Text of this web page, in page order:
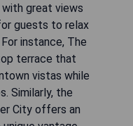
with great views
guests to relax
instance, The
terrace that
vistas while
Similarly, the
City offers an